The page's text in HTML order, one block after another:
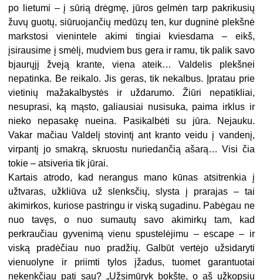
po lietumi – į sūrią drėgmę, jūros gelmėn tarp pakrikusių
žuvų guotų, siūruojančių medūzų ten, kur dugninė plekšnė
markstosi vienintele akimi tingiai kviesdama – eikš,
įsirausime į smėlį, mudviem bus gera ir ramu, tik palik savo
bjaurųjį žveją krante, viena ateik… Valdelis plekšnei
nepatinka. Be reikalo. Jis geras, tik nekalbus. Įpratau prie
vietinių mažakalbystės ir uždarumo. Žiūri nepatikliai,
nesuprasi, ką mąsto, galiausiai nusisuka, paima irklus ir
nieko nepasakę nueina. Pasikalbėti su jūra. Nejauku.
Vakar mačiau Valdelį stovintį ant kranto veidu į vandenį,
virpantį jo smakrą, skruostu nuriedančią ašarą… Visi čia
tokie – atsiveria tik jūrai.
Kartais atrodo, kad nerangus mano kūnas atsitrenkia į
užtvaras, užkliūva už slenksčių, slysta į prarajas – tai
akimirkos, kuriose pastringu ir viską sugadinu. Pabėgau ne
nuo tavęs, o nuo sumautų savo akimirkų tam, kad
perkraučiau gyvenimą vienu spustelėjimu – escape– ir
viską pradėčiau nuo pradžių. Galbūt vertėjo užsidaryti
vienuolyne ir priimti tylos įžadus, tuomet garantuotai
nekenkčiau pati sau? „Užsimūryk bokšte, o aš užkopsiu